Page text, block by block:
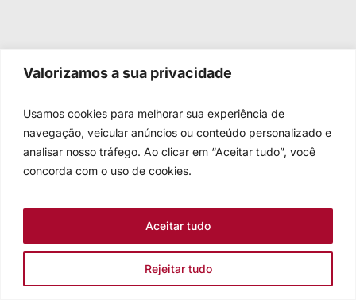
Valorizamos a sua privacidade
Usamos cookies para melhorar sua experiência de
navegação, veicular anúncios ou conteúdo personalizado e
analisar nosso tráfego. Ao clicar em “Aceitar tudo”, você
concorda com o uso de cookies.
Rejeitar tudo
Aceitar tudo
ENCONTRE UMA COMUNIDADE